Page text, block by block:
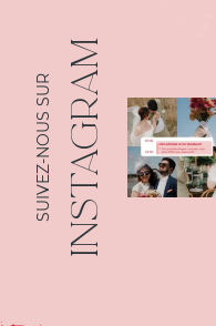
INSTAGRAM
SUIVEZ-NOUS SUR